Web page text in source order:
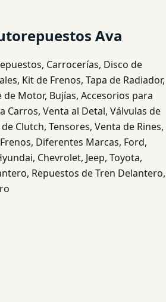
Ava
Carrocerías, Disco de
Kit de Frenos, Tapa de Radiador,
de Motor, Bujías, Accesorios para
Carros, Venta al Detal, Válvulas de
Clutch, Tensores, Venta de Rines,
Diferentes Marcas, Ford,
Chevrolet, Jeep, Toyota,
Repuestos de Tren Delantero,